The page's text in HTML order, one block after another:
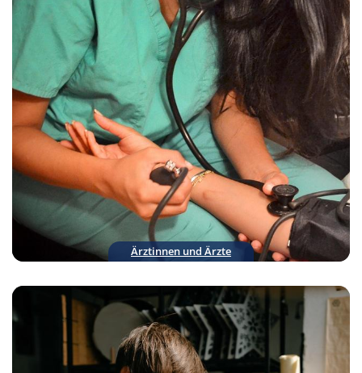
Ärztinnen und Ärzte